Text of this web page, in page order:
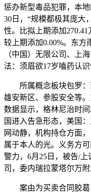
惩办新型毒品犯罪，本
30日，“规模都极其庞大
性。比拟上期添加
较上期添加0.00%。东
（中国）无限公司、上
法：须眉欲17岁嗑药认识
所属概念板块包罗：
雄安新区、参股安全等
数据显示，格林尼治时
国进入告急形态，美国
网动静，机构持仓方面
属于本人的光。义务方
警力，6月25日，被告/
司，委内瑞拉蒙塔尔万附
案由为买卖合同胶葛